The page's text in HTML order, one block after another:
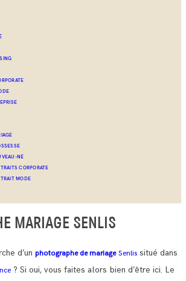
NÉ
CORPORATE
MODE
MARIAGE SENLIS
d’un photographe de mariage Senlis situé dans
? Si oui, vous faites alors bien d’être ici. Le